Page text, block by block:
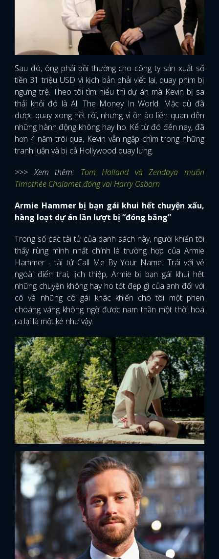
Sau đó, ông phải bồi thường cho công ty sản xuất số
tiền 31 triệu USD vì kịch bản phải viết lại, quay phim bị
ngưng trệ. Theo tôi tìm hiểu thì dự án mà Kevin bị sa
thải khỏi đó là All The Money In World. Mặc dù đã
được quay xong hết rồi, nhưng vì ồn ào liên quan đến
những hành động không hay ho. Kể từ đó đến nay, đã
hơn 4 năm trôi qua, Kevin vẫn ngập chìm trong những
tranh luận và bị cả Hollywood quay lưng.
>>> Xem thêm: Tom Holland và Zendaya muốn
Timothée Chalamet đóng vai Harry Osborn
Armie Hammer bị bạn gái khui hết chuyện xấu,
hàng loạt dự án lần lượt bị “đóng băng”
Trong số các tài tử của danh sách này, người khiến tôi
thấy rùng mình nhất chính là trường hợp của Armie
Hammer - tài tử Call Me By Your Name. Trái với vẻ
ngoài điển trai, lịch thiệp, Armie bị bạn gái khui hết
những chuyện không hay ho tốt đẹp gì của anh đối với
cô và những cô gái khác khiến cho tôi một phen
choáng váng không ngờ được nam thần một thời hoá
ra lại là một kẻ như vậy.